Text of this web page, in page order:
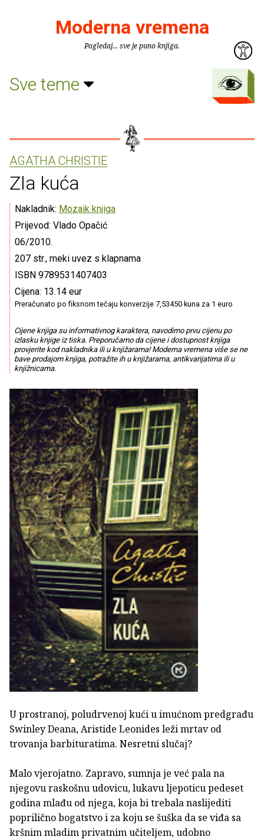
Moderna vremena
Pogledaj... sve je puno knjiga.
Sve teme
AGATHA CHRISTIE
Zla kuća
Nakladnik: Mozaik knjiga
Prijevod: Vlado Opačić
06/2010.
207 str., meki uvez s klapnama
ISBN 9789531407403
Cijena: 13.14 eur
Preračunato po fiksnom tečaju konverzije 7,53450 kuna za 1 euro
Cijene knjiga su informativnog karaktera, navodimo prvu cijenu po
izlasku knjige iz tiska. Preporučamo da cijene i dostupnost knjiga
provjerite kod nakladnika ili u knjižarama! Moderna vremena više se ne
bave prodajom knjiga, potražite ih u knjižarama, antikvarijatima ili u
knjižnicama.
U prostranoj, poludrvenoj kući u imućnom predgrađu
Swinley Deana, Aristide Leonides leži mrtav od
trovanja barbituratima. Nesretni slučaj?
Malo vjerojatno. Zapravo, sumnja je već pala na
njegovu raskošnu udovicu, lukavu ljepoticu pedeset
godina mlađu od njega, koja bi trebala naslijediti
poprilično bogatstvo i za koju se šuška da se viđa sa
kršnim mladim privatnim učiteljem, udobno